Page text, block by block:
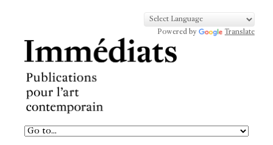
Powered by Translate